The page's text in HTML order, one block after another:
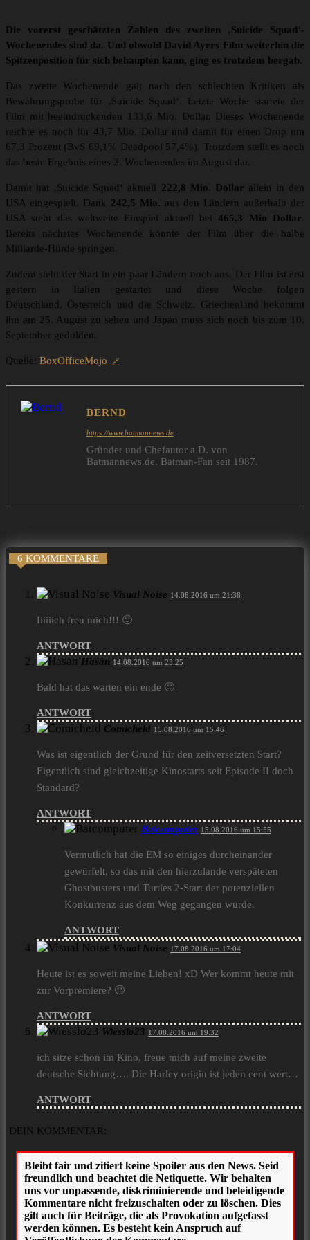
Die vorerst geschätzten Zahlen des zweiten ‚Suicide Squad‘-
Wochenendes sind da. Und obwohl David Ayers Film weiterhin die
Spitzenposition für sich behaupten kann, ging es trotzdem bergab.
Das zweite Wochenende galt nach den schlechten Kritiken als
Bewährungsprobe für ‚Suicide Squad‘. Letzte Woche startete der
Film mit beeindruckenden 133,6 Mio. Dollar. Dieses Wochenende
reichte es noch für 43,7 Mio. Dollar und damit für einen Drop um
67,3 Prozent (BvS 69,1% Deadpool 57,4%). Trotzdem stellt es noch
das beste Ergebnis eines 2. Wochenendes im August dar.
Damit hat ‚Suicide Squad‘ aktuell 222,8 Mio. Dollar allein in den
USA eingespielt. Dank 242,5 Mio. aus den Ländern außerhalb der
USA steht das weltweite Einspiel aktuell bei465,3 Mio Dollar.
Bereits nächstes Wochenende könnte der Film über die halbe
Milliarde-Hürde springen.
Zudem steht der Start in ein paar Ländern noch aus. Der Film ist erst
gestern in Italien gestartet und diese Woche folgen
Deutschland, Österreich und die Schweiz. Griechenland bekommt
ihn am 25. August zu sehen und Japan muss sich noch bis zum 10.
September gedulden.
Quelle: BoxOfficeMojo
BERND
https://www.batmannews.de
Gründer und Chefautor a.D. von
Batmannews.de. Batman-Fan seit 1987.
6 KOMMENTARE
Visual Noise 14.08.2016 um 21:38
Iiiiiich freu mich!!! 🙂
ANTWORT
Hasan 14.08.2016 um 23:25
Bald hat das warten ein ende 🙂
ANTWORT
Comicheld 15.08.2016 um 15:46
Was ist eigentlich der Grund für den zeitversetzten Start?
Eigentlich sind gleichzeitige Kinostarts seit Episode II doch
Standard?
ANTWORT
Batcomputer 15.08.2016 um 15:55
Vermutlich hat die EM so einiges durcheinander
gewürfelt, so das mit den hierzulande verspäteten
Ghostbusters und Turtles 2-Start der potenziellen
Konkurrenz aus dem Weg gegangen wurde.
ANTWORT
Visual Noise 17.08.2016 um 17:04
Heute ist es soweit meine Lieben! xD Wer kommt heute mit
zur Vorpremiere? 🙂
ANTWORT
Wiesslo23 17.08.2016 um 19:32
ich sitze schon im Kino, freue mich auf meine zweite
deutsche Sichtung…. Die Harley origin ist jeden cent wert…
ANTWORT
DEIN KOMMENTAR: